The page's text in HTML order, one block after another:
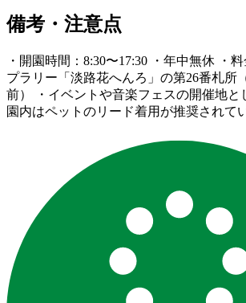
備考・注意点
・開園時間：8:30〜17:30 ・年中無休 ・
プラリー「淡路花へんろ」の第26番札所
前） ・イベントや音楽フェスの開催地と
園内はペットのリード着用が推奨されて